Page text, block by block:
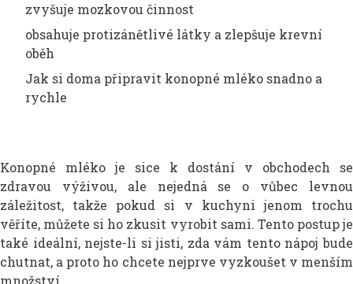
zvyšuje mozkovou činnost
obsahuje protizánětlivé látky a zlepšuje krevní
oběh
Jak si doma připravit konopné mléko snadno a
rychle
Konopné mléko je sice k dostání v obchodech se
zdravou výživou, ale nejedná se o vůbec levnou
záležitost, takže pokud si v kuchyni jenom trochu
věříte, můžete si ho zkusit vyrobit sami. Tento postup je
také ideální, nejste-li si jisti, zda vám tento nápoj bude
chutnat, a proto ho chcete nejprve vyzkoušet v menším
množství.